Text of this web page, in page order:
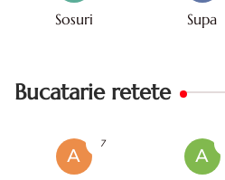
Sosuri Supa
Bucatarie retete
A
7
A